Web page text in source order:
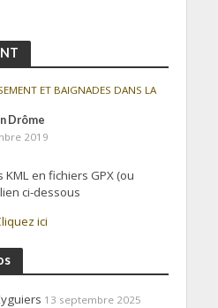
ET BAIGNADES DANS LA
Drôme
2019
en fichiers GPX (ou
ci-dessous
ici
13 septembre 2025